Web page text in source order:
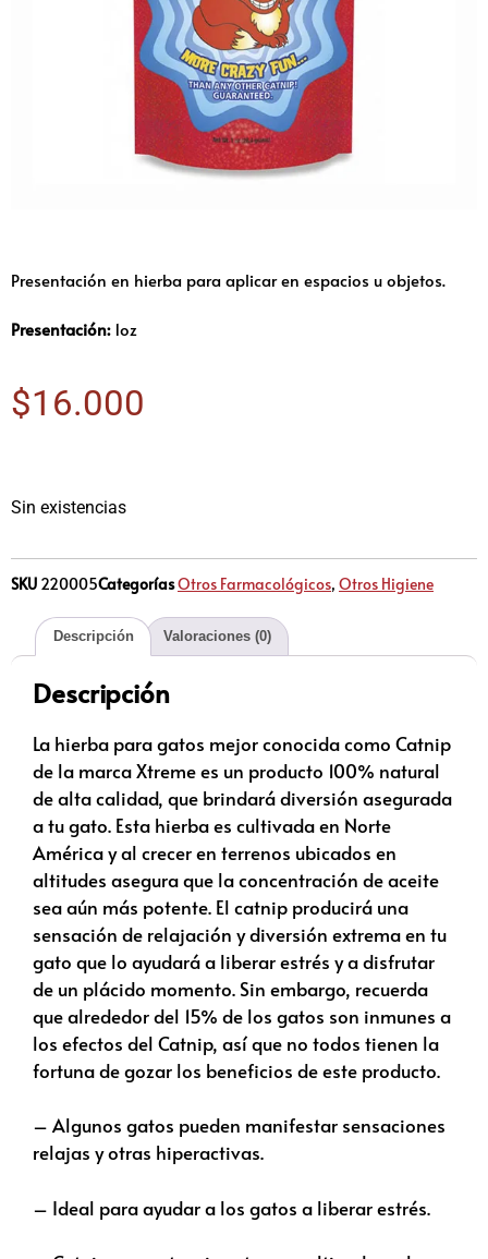
Presentación en hierba para aplicar en espacios u objetos.
Presentación: 1oz
$16.000
Sin existencias
SKU 220005CategoríasOtros Farmacológicos, Otros Higiene
Descripción Valoraciones (0)
Descripción
La hierba para gatos mejor conocida como Catnip
de la marca Xtreme es un producto 100% natural
de alta calidad, que brindará diversión asegurada
a tu gato. Esta hierba es cultivada en Norte
América y al crecer en terrenos ubicados en
altitudes asegura que la concentración de aceite
sea aún más potente. El catnip producirá una
sensación de relajación y diversión extrema en tu
gato que lo ayudará a liberar estrés y a disfrutar
de un plácido momento. Sin embargo, recuerda
que alrededor del 15% de los gatos son inmunes a
los efectos del Catnip, así que no todos tienen la
fortuna de gozar los beneficios de este producto.
– Algunos gatos pueden manifestar sensaciones
relajas y otras hiperactivas.
– Ideal para ayudar a los gatos a liberar estrés.